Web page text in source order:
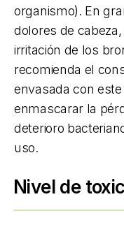
organismo). En
dolores de
irritación de los
recomienda el
envasada con
enmascarar la
deterioro
uso.
Nivel de